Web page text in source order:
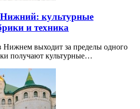
культурные
и техника
Нижнем выходит за пределы одного
получают культурные…